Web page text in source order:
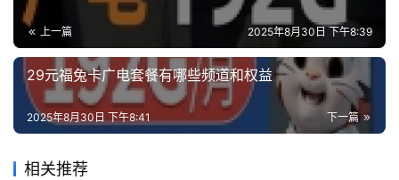
上一篇 2025年8月30日 下午8:39
29元福兔卡广电套餐有哪些频道和权益
下一篇
2025年8月30日 下午8:41
相关推荐